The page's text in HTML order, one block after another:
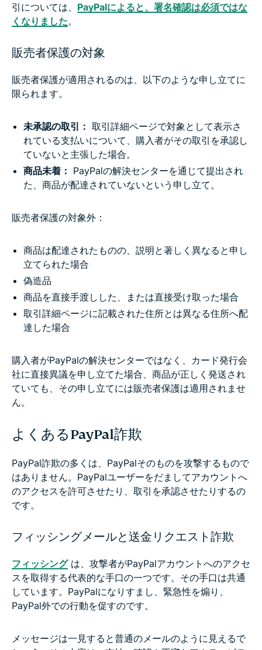
引については、 PayPalによると、署名確認は必須ではな
くなりました。
販売者保護の対象
販売者保護が適用されるのは、以下のような申し立てに
限られます。
未承認の取引： 取引詳細ページで対象として表示さ
れている支払いについて、購入者がその取引を承認し
ていないと主張した場合。
商品未着： PayPalの解決センターを通じて提出され
た、商品が配達されていないという申し立て。
販売者保護の対象外：
商品は配達されたものの、説明と著しく異なると申し
立てられた場合
偽造品
商品を直接手渡しした、または直接受け取った場合
取引詳細ページに記載された住所とは異なる住所へ配
達した場合
購入者がPayPalの解決センターではなく、カード発行会
社に直接異議を申し立てた場合、商品が正しく発送され
ていても、その申し立てには販売者保護は適用されませ
ん。
よくあるPayPal詐欺
PayPal詐欺の多くは、PayPalそのものを攻撃するもので
はありません。PayPalユーザーをだましてアカウントへ
のアクセスを許可させたり、取引を承認させたりするの
です。
フィッシングメールと送金リクエスト詐欺
フィッシングは、攻撃者がPayPalアカウントへのアクセ
スを取得する代表的な手口の一つです。その手口は共通
しています。PayPalになりすまし、緊急性を煽り、
PayPal外での行動を促すのです。
メッセージは一見すると普通のメールのように見えるで